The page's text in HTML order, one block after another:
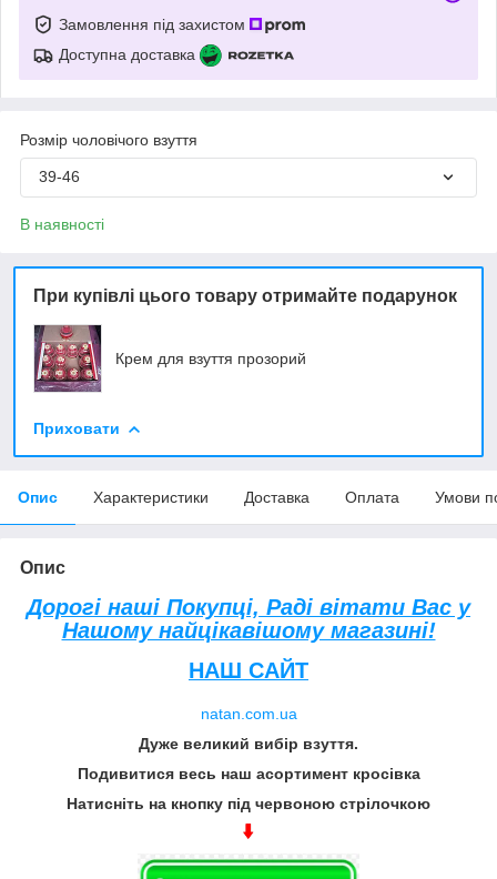
Замовлення під захистом
Доступна доставка
Розмір чоловічого взуття
39-46
В наявності
При купівлі цього товару отримайте подарунок
Крем для взуття прозорий
Приховати
Опис Характеристики Доставка Оплата Умови
Опис
Дорогі наші Покупці, Раді вітати Вас у
Нашому найцікавішому магазині!
НАШ САЙТ
natan.com.ua
Дуже великий вибір взуття.
Подивитися весь наш асортимент кросівка
Натисніть на кнопку під червоною стрілочкою